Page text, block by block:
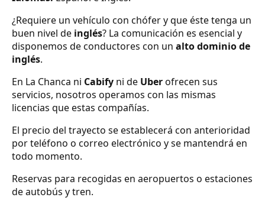
¿Requiere un vehículo con chófer y que éste tenga un
buen nivel de inglés? La comunicación es esencial y
disponemos de conductores con un alto dominio de
inglés.
En La Chanca ni Cabify ni de Uberofrecen sus
servicios, nosotros operamos con las mismas
licencias que estas compañías.
El precio del trayecto se establecerá con anterioridad
por teléfono o correo electrónico y se mantendrá en
todo momento.
Reservas para recogidas en aeropuertos o estaciones
de autobús y tren.